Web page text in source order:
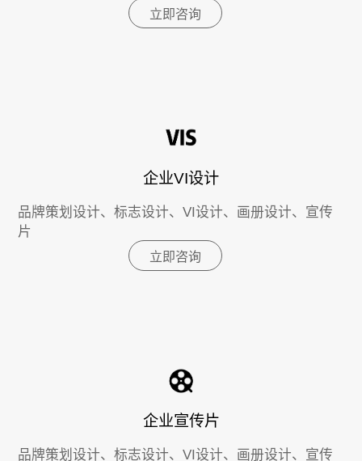
立即咨询
企业VI设计
品牌策划设计、标志设计、VI设计、画册设计、宣传
片
立即咨询
企业宣传片
品牌策划设计、标志设计、VI设计、画册设计、宣传